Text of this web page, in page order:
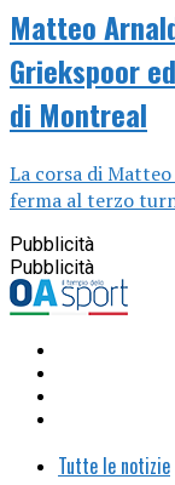
Matteo
Griekspoor
di Montreal
La corsa di
ferma al terzo
Pubblicità
Pubblicità
Tutte le notizie